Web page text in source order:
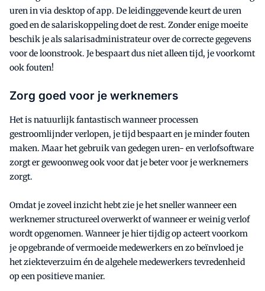
uren in via desktop of app. De leidinggevende keurt de uren
goed en de salariskoppeling doet de rest. Zonder enige moeite
beschik je als salarisadministrateur over de correcte gegevens
voor de loonstrook. Je bespaart dus niet alleen tijd, je voorkomt
ook fouten!
Zorg goed voor je werknemers
Het is natuurlijk fantastisch wanneer processen
gestroomlijnder verlopen, je tijd bespaart en je minder fouten
maken. Maar het gebruik van gedegen uren- en verlofsoftware
zorgt er gewoonweg ook voor dat je beter voor je werknemers
zorgt.
Omdat je zoveel inzicht hebt zie je het sneller wanneer een
werknemer structureel overwerkt of wanneer er weinig verlof
wordt opgenomen. Wanneer je hier tijdig op acteert voorkom
je opgebrande of vermoeide medewerkers en zo beïnvloed je
het ziekteverzuim én de algehele medewerkers tevredenheid
op een positieve manier.